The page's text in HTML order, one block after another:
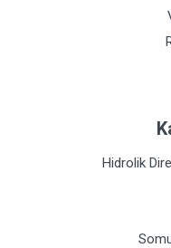
Hidrolik